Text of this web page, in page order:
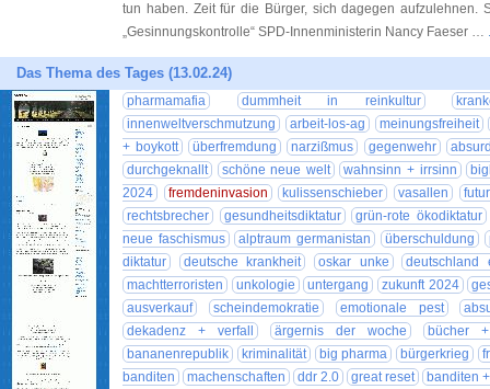
tun haben. Zeit für die Bürger, sich dagegen aufzulehnen.
„Gesinnungskontrolle“ SPD-Innenministerin Nancy Faeser …
Das Thema des Tages (13.02.24)
pharmamafia dummheit in reinkultur
innenweltverschmutzung
arbeit-los-ag
meinungsfreiheit
+ boykott
überfremdung narzißmus gegenwehr
durchgeknallt
schöne neue welt wahnsinn + irrsinn
2024
fremdeninvasion kulissenschieber vasallen
rechtsbrecher
gesundheitsdiktatur
grün-rote ökodiktatur
neue faschismus
alptraum germanistan überschuldung
diktatur
deutsche krankheit oskar unke
deutschland
machtterroristen
unkologie untergang zukunft 2024
ausverkauf
scheindemokratie emotionale pest
dekadenz + verfall
ärgernis der woche
bücher
bananenrepublik
kriminalität big pharma bürgerkrieg
banditen
machenschaften ddr 2.0 great reset
banditen